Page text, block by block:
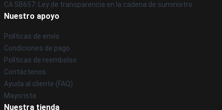
CA SB657: Ley de transparencia en la cadena de suministro
Nuestro apoyo
Políticas de envío
Condiciones de pago
Políticas de reembolso
Contáctenos
Ayuda al cliente (FAQ)
Mayorista
Nuestra tienda